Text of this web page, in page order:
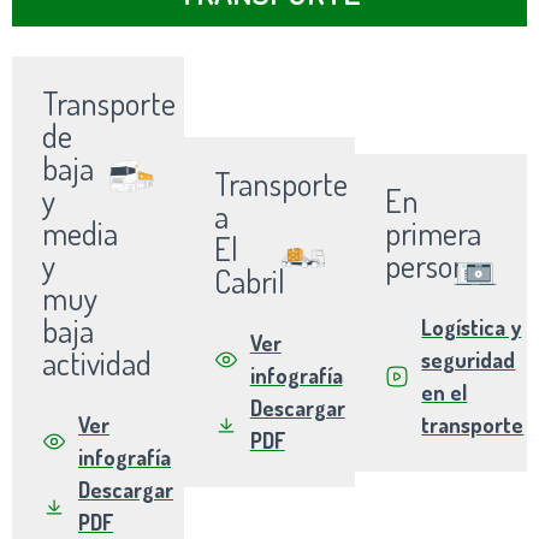
Transporte
de
baja
y
media
y
muy
baja
actividad
Ver
infografía
Descargar
PDF
Transporte
a
El
Cabril
Ver
infografía
Descargar
PDF
En
primera
persona
Logística y
seguridad
en el
transporte